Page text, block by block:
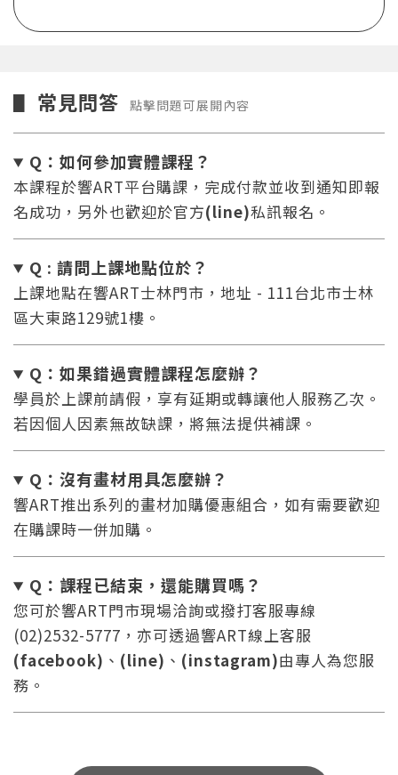
您將收到一封Email，請依照信件中的指示重新登
重設密碼
系統偵測到您的帳號重複登入，
點擊下方「確定」將前一位使用者強制登出。
確定
取消
▋ 常見問答 點擊問題可展開內容
Q：如何參加實體課程？
本課程於響ART平台購課，完成付款並收到通知即報
名成功，另外也歡迎於官方(line)私訊報名。
Q : 請問上課地點位於？
上課地點在響ART士林門市，地址 - 111台北市士林
區大東路129號1樓。
Q：如果錯過實體課程怎麼辦？
學員於上課前請假，享有延期或轉讓他人服務乙次。
若因個人因素無故缺課，將無法提供補課。
Q：沒有畫材用具怎麼辦？
響ART推出系列的畫材加購優惠組合，如有需要歡迎
在購課時一併加購。
Q：課程已結束，還能購買嗎？
您可於響ART門市現場洽詢或撥打客服專線
(02)2532-5777，亦可透過響ART線上客服
(facebook) 、 (line) 、 (instagram)由專人為您服
務。